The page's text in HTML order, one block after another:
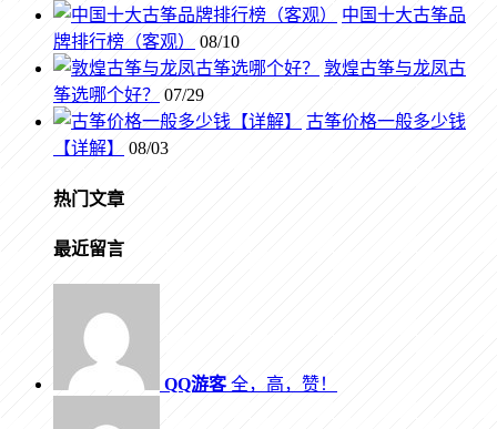
中国十大古筝品
牌排行榜（客观）
08/10
敦煌古筝与龙凤古
筝选哪个好？
07/29
古筝价格一般多少钱
【详解】
08/03
热门文章
最近留言
QQ游客全，高，赞！